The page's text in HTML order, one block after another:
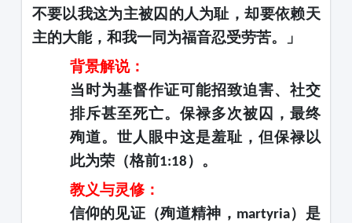
不要以我这为主被囚的人为耻，却要依赖天
主的大能，和我一同为福音忍受劳苦。」
背景解说：
当时为基督作证可能招致迫害、社交
排斥甚至死亡。保禄多次被囚，最终
殉道。世人眼中这是羞耻，但保禄以
此为荣（格前1:18 ）。
教义与灵修：
信仰的见证（殉道精神， martyria）是